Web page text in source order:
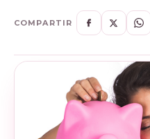
COMPARTIR